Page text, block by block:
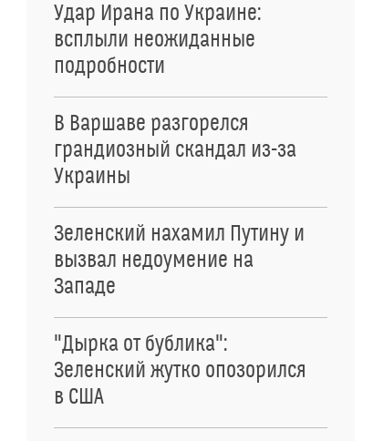
Удар Ирана по Украине:
всплыли неожиданные
подробности
В Варшаве разгорелся
грандиозный скандал из-за
Украины
Зеленский нахамил Путину и
вызвал недоумение на
Западе
"Дырка от бублика":
Зеленский жутко опозорился
в США